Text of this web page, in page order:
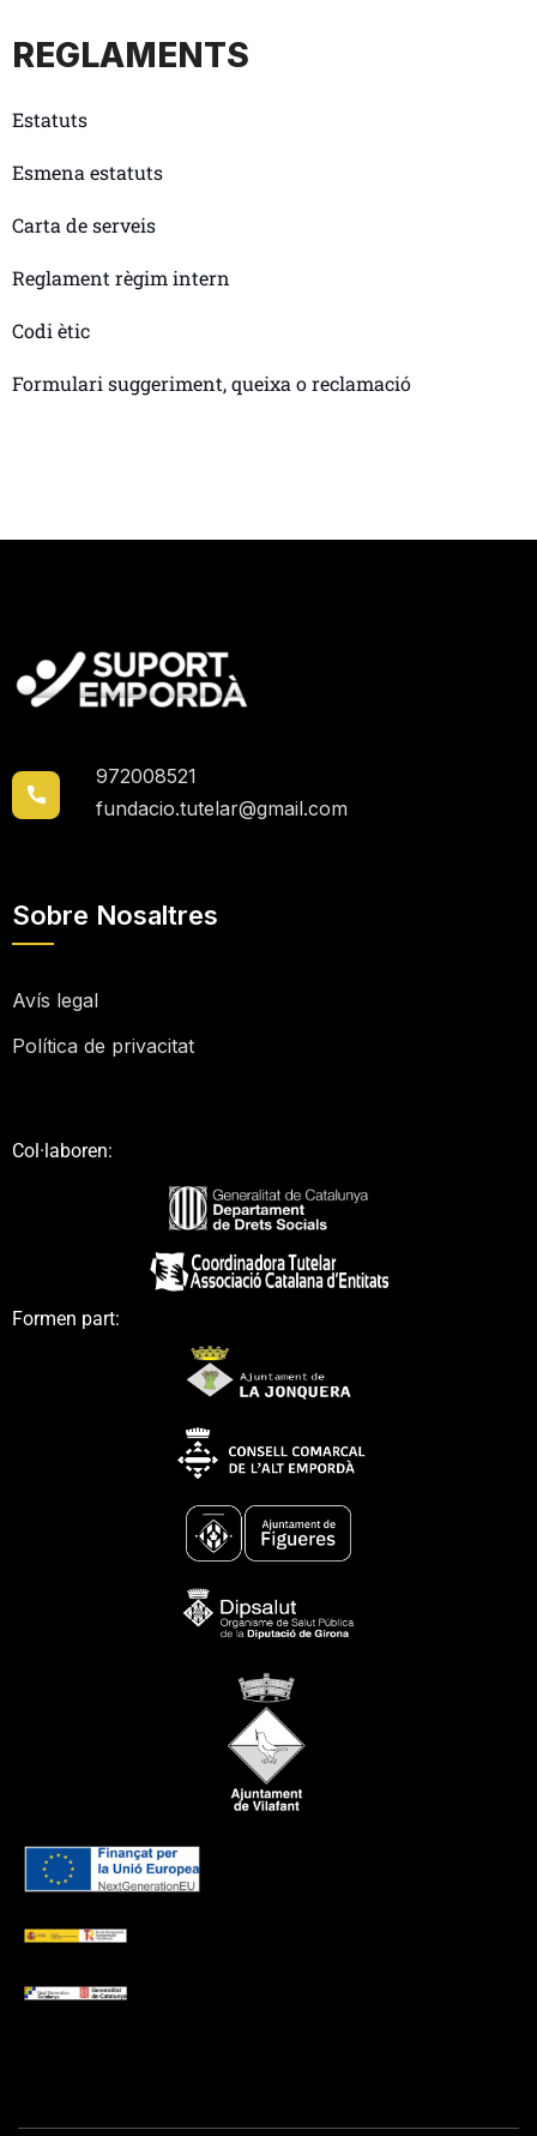
REGLAMENTS
Estatuts
Esmena estatuts
Carta de serveis
Reglament règim intern
Codi ètic
Formulari suggeriment, queixa o reclamació
972008521
fundacio.tutelar@gmail.com
Sobre Nosaltres
Avís legal
Política de privacitat
Col·laboren:
Formen part: